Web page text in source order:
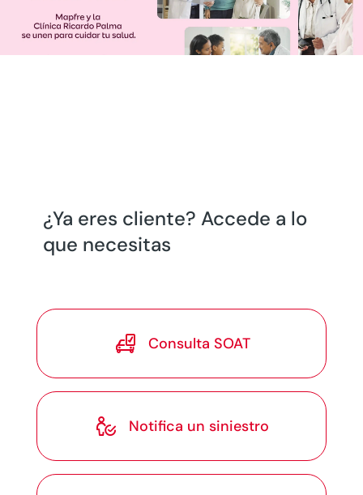
¿Ya eres cliente? Accede a lo
que necesitas
 Consulta SOAT
 Notifica un siniestro